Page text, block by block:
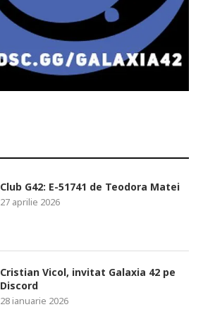
Club G42: E-51741 de Teodora Matei
27 aprilie 2026
Cristian Vicol, invitat Galaxia 42 pe
Discord
28 ianuarie 2026